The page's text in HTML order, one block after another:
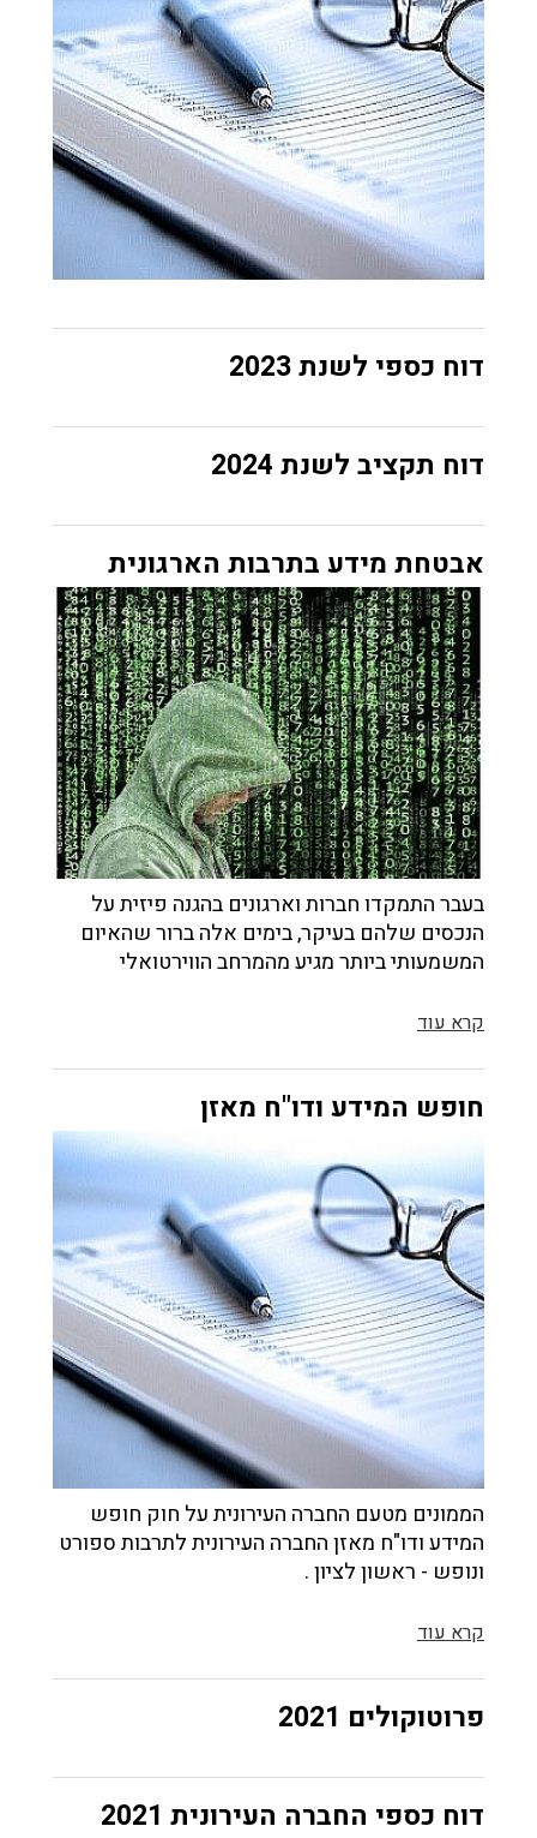
דוח כספי לשנת 2023
דוח תקציב לשנת 2024
אבטחת מידע בתרבות הארגונית
בעבר התמקדו חברות וארגונים בהגנה פיזית על
הנכסים שלהם בעיקר, בימים אלה ברור שהאיום
המשמעותי ביותר מגיע מהמרחב הווירטואלי
קרא עוד
חופש המידע ודו"ח מאזן
הממונים מטעם החברה העירונית על חוק חופש
המידע ודו"ח מאזן החברה העירונית לתרבות ספורט
ונופש - ראשון לציון .
קרא עוד
פרוטוקולים 2021
דוח כספי החברה העירונית 2021